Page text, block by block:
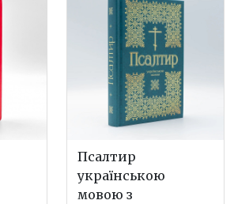
Псалтир
українською
мовою з